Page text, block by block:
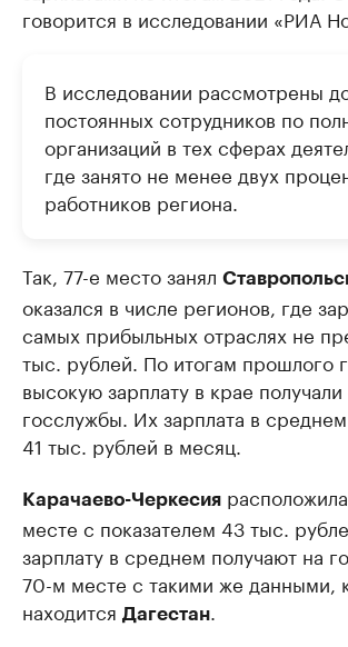
говорится в исследовании «РИА
В исследовании рассмотрены
постоянных сотрудников по
организаций в тех сферах
где занято не менее двух
работников региона.
Так, 77-е место занял
оказался в числе регионов, где
самых прибыльных отраслях не
тыс. рублей. По итогам прошлого
высокую зарплату в крае
госслужбы. Их зарплата в
41 тыс. рублей в месяц.
Карачаево-Черкесия
месте с показателем 43 тыс.
зарплату в среднем получают на
70-м месте с такими же данными,
находится Дагестан.